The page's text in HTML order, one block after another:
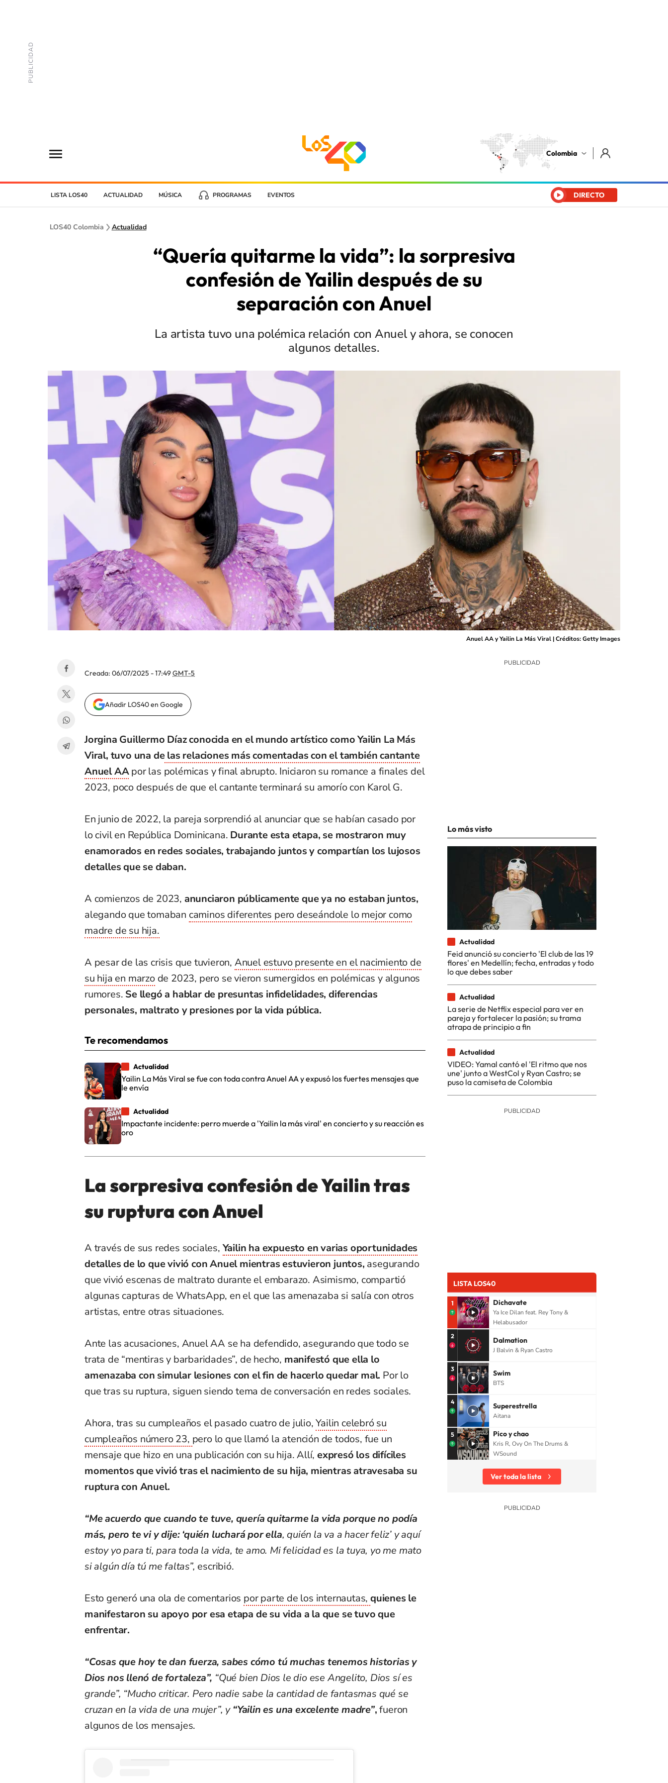
Colombia
LISTA LOS40 ACTUALIDAD MÚSICA PROGRAMAS EVENTOS DIRECTO
LOS40 Colombia Actualidad
“Quería quitarme la vida”: la sorpresiva
confesión de Yailin después de su
separación con Anuel
La artista tuvo una polémica relación con Anuel y ahora, se conocen
algunos detalles.
Anuel AA y Yailin La Más Viral | Créditos: Getty Images
Creada: 06/07/2025 - 17:49GMT-5
Añadir LOS40 en Google
Jorgina Guillermo Díaz conocida en el mundo artístico como Yailin La Más
Viral, tuvo una delas relaciones más comentadas con el también cantante
Anuel AApor las polémicas y final abrupto. Iniciaron su romance a finales del
2023, poco después de que el cantante terminará su amorío con Karol G.
En junio de 2022, la pareja sorprendió al anunciar que se habían casado por
lo civil en República Dominicana. Durante esta etapa, se mostraron muy
enamorados en redes sociales, trabajando juntos y compartían los lujosos
detalles que se daban.
A comienzos de 2023, anunciaron públicamente que ya no estaban juntos,
alegando que tomaban caminos diferentes pero deseándole lo mejor como
madre de su hija.
A pesar de las crisis que tuvieron, Anuel estuvo presente en el nacimiento de
su hija en marzode 2023, pero se vieron sumergidos en polémicas y algunos
rumores. Se llegó a hablar de presuntas infidelidades, diferencias
personales, maltrato y presiones por la vida pública.
Te recomendamos
Actualidad
Yailin La Más Viral se fue con toda contra Anuel AA y expusó los fuertes mensajes que
le envía
Actualidad
Impactante incidente: perro muerde a 'Yailin la más viral' en concierto y su reacción es
oro
La sorpresiva confesión de Yailin tras
su ruptura con Anuel
A través de sus redes sociales, Yailin ha expuesto en varias oportunidades
detalles de lo que vivió con Anuel mientras estuvieron juntos, asegurando
que vivió escenas de maltrato durante el embarazo. Asimismo, compartió
algunas capturas de WhatsApp, en el que las amenazaba si salía con otros
artistas, entre otras situaciones.
Ante las acusaciones, Anuel AA se ha defendido, asegurando que todo se
trata de “mentiras y barbaridades”, de hecho, manifestó que ella lo
amenazaba con simular lesiones con el fin de hacerlo quedar mal. Por lo
que tras su ruptura, siguen siendo tema de conversación en redes sociales.
Ahora, tras su cumpleaños el pasado cuatro de julio,Yailin celebró su
cumpleaños número 23, pero lo que llamó la atención de todos, fue un
mensaje que hizo en una publicación con su hija. Allí, expresó los difíciles
momentos que vivió tras el nacimiento de su hija, mientras atravesaba su
ruptura con Anuel.
“Me acuerdo que cuando te tuve, quería quitarme la vida porque no podía
más, pero te vi y dije: ‘quién luchará por ella, quién la va a hacer feliz’ y aquí
estoy yo para ti, para toda la vida, te amo. Mi felicidad es la tuya, yo me mato
si algún día tú me faltas”, escribió.
Esto generó una ola de comentarios por parte de los internautas,quienes le
manifestaron su apoyo por esa etapa de su vida a la que se tuvo que
enfrentar.
“Cosas que hoy te dan fuerza, sabes cómo tú muchas tenemos historias y
Dios nos llenó de fortaleza”, “Qué bien Dios le dio ese Angelito, Dios sí es
grande”, “Mucho criticar. Pero nadie sabe la cantidad de fantasmas qué se
cruzan en la vida de una mujer”, y“Yailin es una excelente madre”,fueron
algunos de los mensajes.
Lo más visto
Actualidad
Feid anunció su concierto 'El club de las 19
flores' en Medellín; fecha, entradas y todo
lo que debes saber
Actualidad
La serie de Netflix especial para ver en
pareja y fortalecer la pasión; su trama
atrapa de principio a fin
Actualidad
VIDEO: Yamal cantó el 'El ritmo que nos
une' junto a WestCol y Ryan Castro; se
puso la camiseta de Colombia
LISTA LOS40
1 Dichavate
Ya Ice Dilan feat. Rey Tony &
Helabusador
2 Dalmation
J Balvin & Ryan Castro
3 Swim
BTS
4 Superestrella
Aitana
5 Pico y chao
Kris R, Ovy On The Drums &
WSound
Ver toda la lista